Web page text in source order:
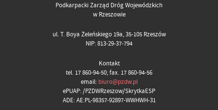
Podkarpacki Zarząd Dróg Wojewódzkich
w Rzeszowie
ul. T. Boya Żeleńskiego 19a, 35-105 Rzeszów
NIP: 813-29-37-794
Kontakt
tel. 17 860-94-50; fax. 17 860-94-56
email: biuro@pzdw.pl
ePUAP: /PZDWRzeszow/SkrytkaESP
ADE: AE:PL-98357-92897-WWHWH-31